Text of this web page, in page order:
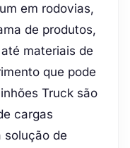
em rodovias,
de produtos,
materiais de
que pode
Truck são
cargas
solução de